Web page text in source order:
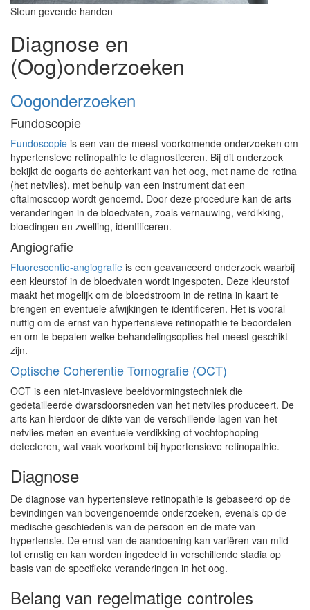
Steun gevende handen
Diagnose en
(Oog)onderzoeken
Oogonderzoeken
Fundoscopie
Fundoscopie is een van de meest voorkomende onderzoeken om
hypertensieve retinopathie te diagnosticeren. Bij dit onderzoek
bekijkt de oogarts de achterkant van het oog, met name de retina
(het netvlies), met behulp van een instrument dat een
oftalmoscoop wordt genoemd. Door deze procedure kan de arts
veranderingen in de bloedvaten, zoals vernauwing, verdikking,
bloedingen en zwelling, identificeren.
Angiografie
Fluorescentie-angiografie is een geavanceerd onderzoek waarbij
een kleurstof in de bloedvaten wordt ingespoten. Deze kleurstof
maakt het mogelijk om de bloedstroom in de retina in kaart te
brengen en eventuele afwijkingen te identificeren. Het is vooral
nuttig om de ernst van hypertensieve retinopathie te beoordelen
en om te bepalen welke behandelingsopties het meest geschikt
zijn.
Optische Coherentie Tomografie (OCT)
OCT is een niet-invasieve beeldvormingstechniek die
gedetailleerde dwarsdoorsneden van het netvlies produceert. De
arts kan hierdoor de dikte van de verschillende lagen van het
netvlies meten en eventuele verdikking of vochtophoping
detecteren, wat vaak voorkomt bij hypertensieve retinopathie.
Diagnose
De diagnose van hypertensieve retinopathie is gebaseerd op de
bevindingen van bovengenoemde onderzoeken, evenals op de
medische geschiedenis van de persoon en de mate van
hypertensie. De ernst van de aandoening kan variëren van mild
tot ernstig en kan worden ingedeeld in verschillende stadia op
basis van de specifieke veranderingen in het oog.
Belang van regelmatige controles